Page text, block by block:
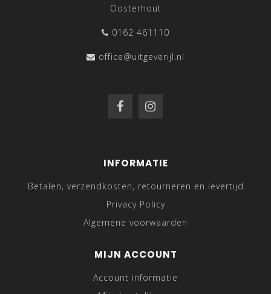
Oosterhout
0162 461110
office@uitgeverijl.nl
INFORMATIE
Betalen, verzendkosten, retourneren en levertijd
Privacy Policy
Algemene voorwaarden
MIJN ACCOUNT
Account informatie